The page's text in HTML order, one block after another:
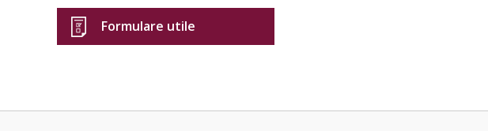
Formulare utile